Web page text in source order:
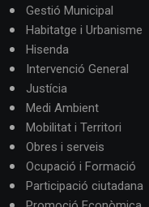
Gestió Municipal
Habitatge i Urbanisme
Hisenda
Intervenció General
Justícia
Medi Ambient
Mobilitat i Territori
Obres i serveis
Ocupació i Formació
Participació ciutadana